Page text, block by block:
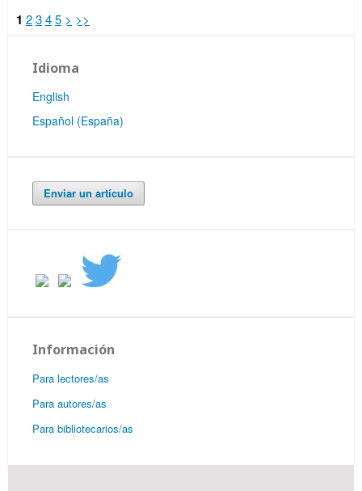
1 2345 > >>
Idioma
English
Español (España)
Enviar un artículo
Información
Para lectores/as
Para autores/as
Para bibliotecarios/as